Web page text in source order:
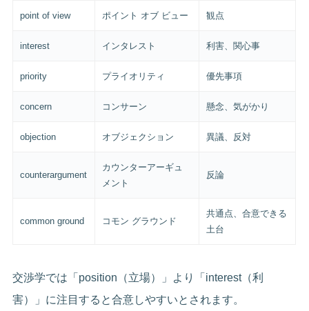
point of view ポイント オブ ビュー 観点
interest インタレスト 利害、関心事
priority プライオリティ 優先事項
concern コンサーン 懸念、気がかり
objection オブジェクション 異議、反対
counterargument
カウンターアーギュ
メント
反論
common ground コモン グラウンド
共通点、合意できる
土台
交渉学では「position（立場）」より「interest（利
害）」に注目すると合意しやすいとされます。